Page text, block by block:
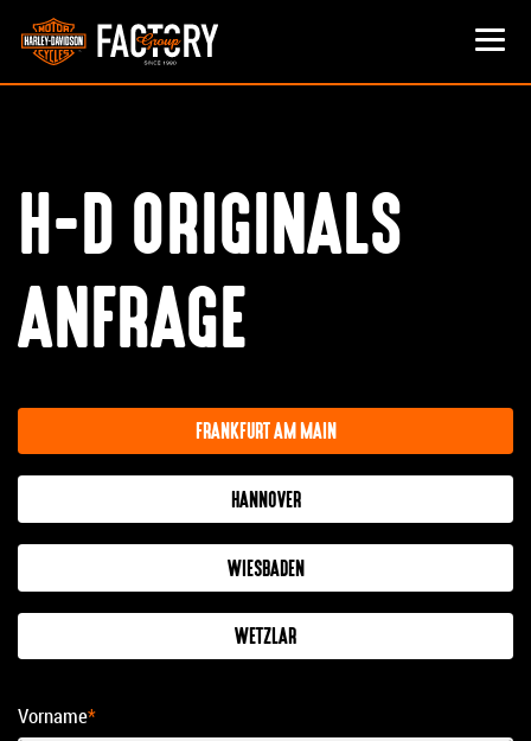
H-D ORIGINALS
ANFRAGE
FRANKFURT AM MAIN
HANNOVER
WIESBADEN
WETZLAR
Vorname*